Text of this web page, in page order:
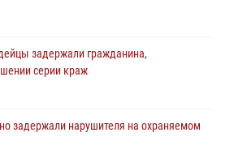
задержали гражданина,
серии краж
задержали нарушителя на охраняемом